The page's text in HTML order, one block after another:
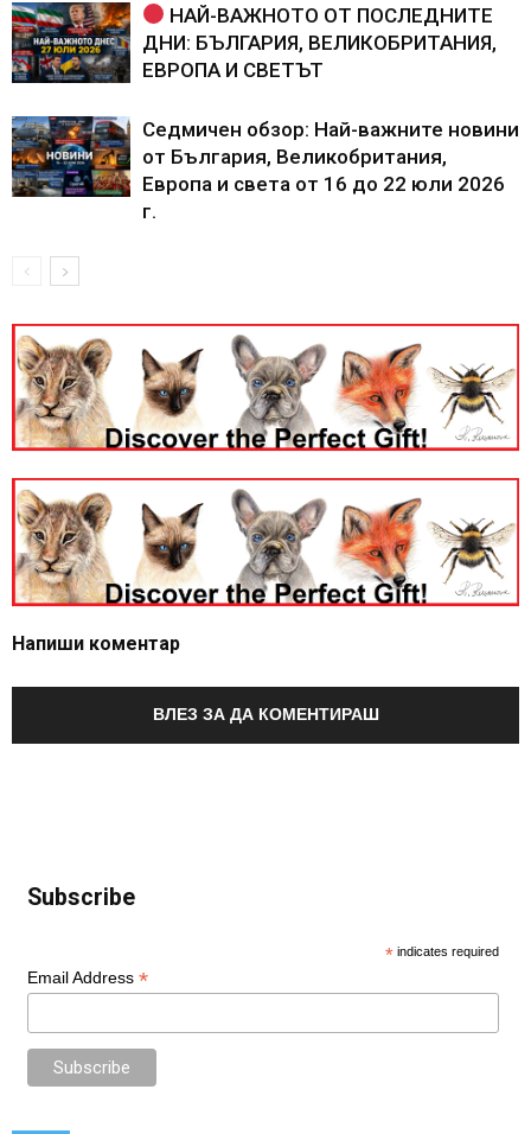
НАЙ-ВАЖНОТО ОТ ПОСЛЕДНИТЕ
ДНИ: БЪЛГАРИЯ, ВЕЛИКОБРИТАНИЯ,
ЕВРОПА И СВЕТЪТ
Седмичен обзор: Най-важните новини
от България, Великобритания,
Европа и света от 16 до 22 юли 2026
г.
Напиши коментар
ВЛЕЗ ЗА ДА КОМЕНТИРАШ
Subscribe
* indicates required
Email Address *